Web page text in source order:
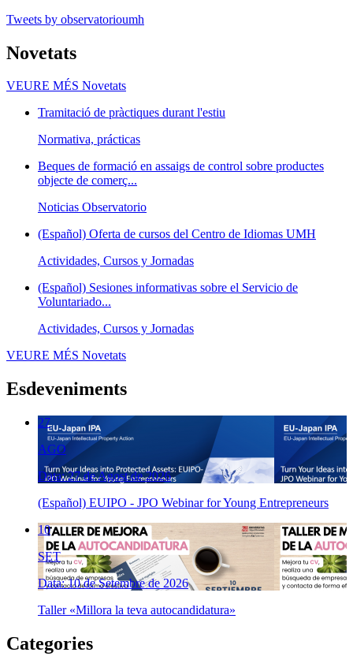
Tweets by observatorioumh
Novetats
VEURE MÉS Novetats
Tramitació de pràctiques durant l'estiu
Normativa, prácticas
Beques de formació en assaigs de control sobre productes
objecte de comerç...
Noticias Observatorio
(Español) Oferta de cursos del Centro de Idiomas UMH
Actividades, Cursos y Jornadas
(Español) Sesiones informativas sobre el Servicio de
Voluntariado...
Actividades, Cursos y Jornadas
VEURE MÉS Novetats
Esdeveniments
27
AGO
Data: 27 de Agost de 2026
(Español) EUIPO - JPO Webinar for Young Entrepreneurs
10
SET
Data: 10 de Setembre de 2026
Taller «Millora la teva autocandidatura»
Categories